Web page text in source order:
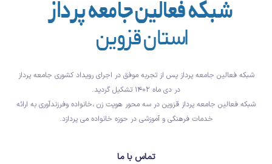
شبکه فعالین جامعه پرداز پس از تجربه موفق در اجرای رویداد کشوری جامعه پرداز
در دی ماه ۱۴۰۲ تشکیل گردید.
شبکه فعالین جامعه پرداز قزوین در سه محور هویت زن ،خانواده وفرزندآوری به ارائه
خدمات فرهنگی و آموزشی در حوزه خانواده می پردازد.
تماس با ما